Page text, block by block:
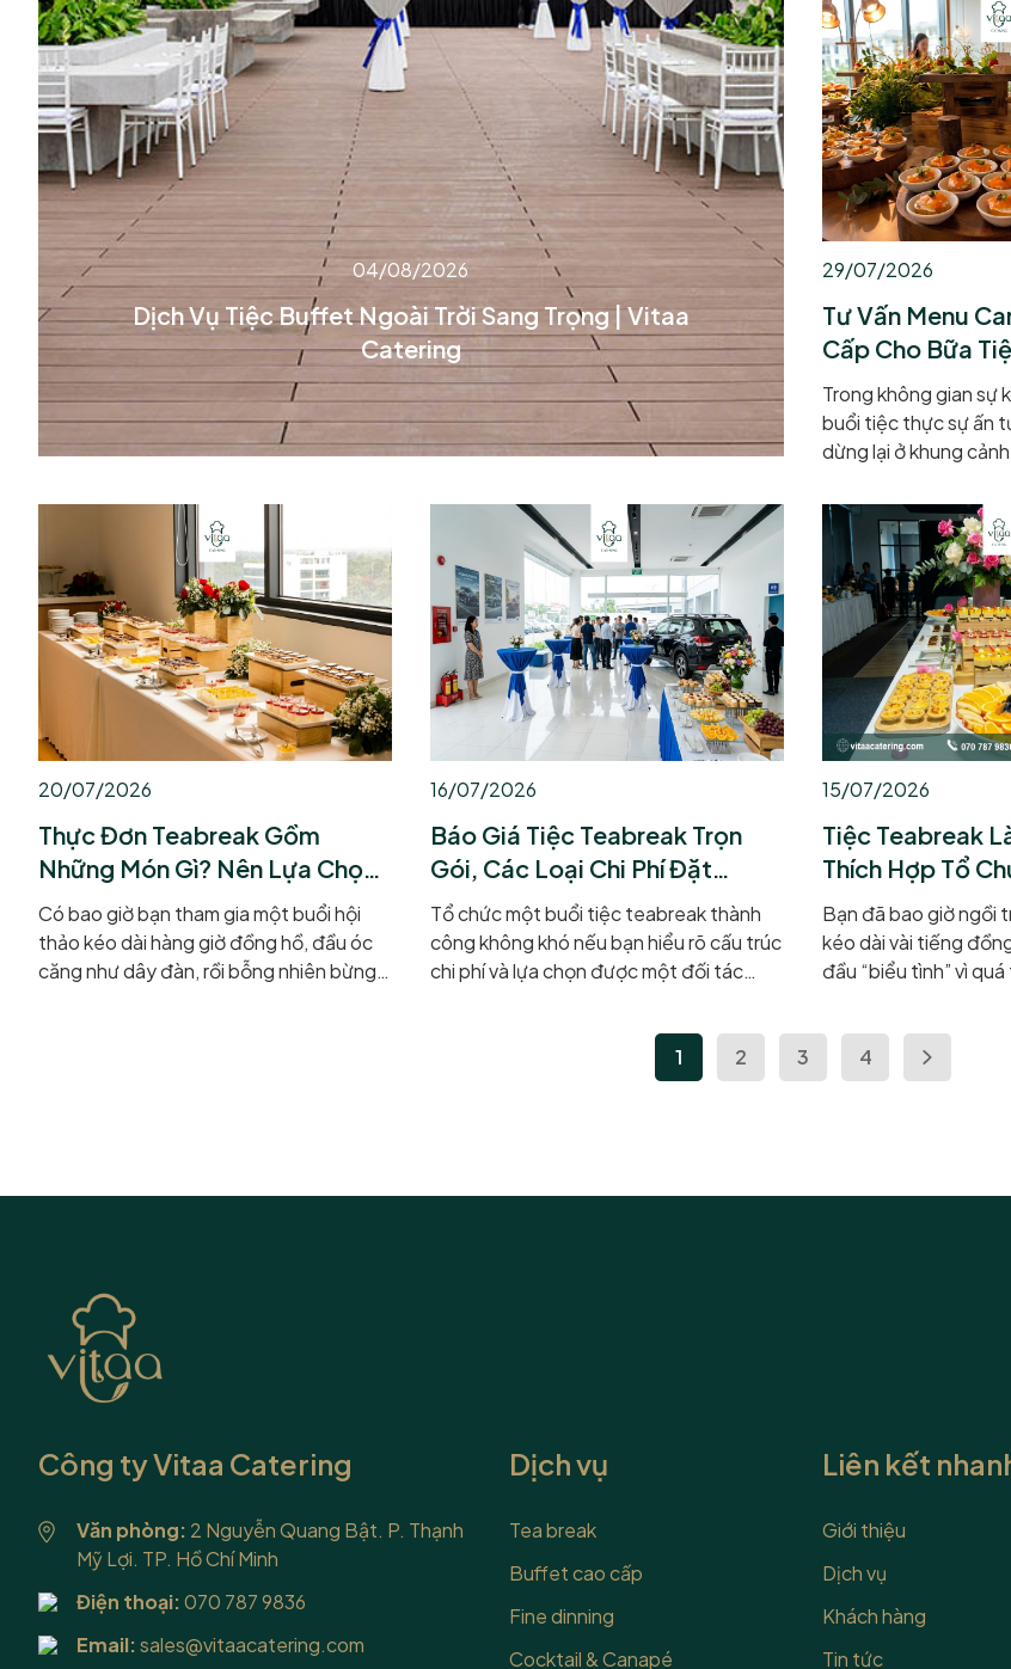
04/08/2026
Dịch Vụ Tiệc Buffet Ngoài Trời Sang Trọng | Vitaa
Catering
khách mời với những
khác nhau? Câu trả
chính là tiệc buffet.
kiếm một trải
cao, Thực Đơn
Hợp Các Món Ngon
Vitaa Catering chính
không gian...
29/07/2026
Tư Vấn Menu
Cấp Cho Bữa
Trong không gian sự
buổi tiệc thực sự ấn
dừng lại ở khung
xúc của thực khách.
những bàn tiệc
sang phong cách
đã tạo nên một
hoàn toàn mới. Hãy
trình tư vấn menu
cho bữa tiệc đáng
nhỏ bé đều được
tác phẩm nghệ
20/07/2026
Thực Đơn Teabreak Gồm
Những Món Gì? Nên Lựa Chọn
Ra Sao
Có bao giờ bạn tham gia một buổi hội
thảo kéo dài hàng giờ đồng hồ, đầu óc
căng như dây đàn, rồi bỗng nhiên bừng
khách khó tính nhất, vừa tối ưu hóa chi
16/07/2026
Báo Giá Tiệc Teabreak Trọn
Gói, Các Loại Chi Phí Đặt
Teabreak
Tổ chức một buổi tiệc teabreak thành
công không khó nếu bạn hiểu rõ cấu trúc
chi phí và lựa chọn được một đối tác
đây Vitaa Catering xin chia sẻ đến bạn
đọc báo giá tiệc teabreak trọn gói, cũng
như những khoản chi phí cấu thành nên
điểm nhấn ấn tượng, giúp thắt chặt tình
15/07/2026
Tiệc Teabreak
Thích Hợp Tổ
Teabreak
Bạn đã bao giờ ngồi
kéo dài vài tiếng
đầu “biểu tình” vì
phức cùng những
xinh xuất hiện như
chính là khoảnh khắc
phong cách nào để
1
2 3 4
Công ty Vitaa Catering
Văn phòng: 2 Nguyễn Quang Bật. P. Thạnh
Mỹ Lợi. TP. Hồ Chí Minh
Điện thoại:070 787 9836
Email:sales@vitaacatering.com
Dịch vụ
Tea break
Buffet cao cấp
Fine dinning
Cocktail & Canapé
Liên kết
Giới thiệu
Dịch vụ
Khách hàng
Tin tức